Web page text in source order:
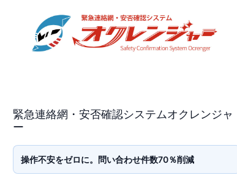
緊急連絡網・安否確認システムオクレンジャ
ー
操作不安をゼロに。問い合わせ件数70％削減